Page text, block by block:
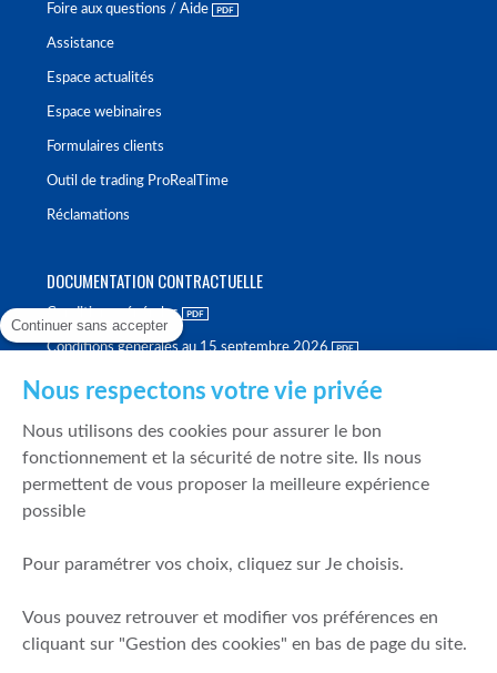
Foire aux questions / Aide
Assistance
Espace actualités
Espace webinaires
Formulaires clients
Outil de trading ProRealTime
Réclamations
DOCUMENTATION CONTRACTUELLE
Conditions générales
Conditions générales au 15 septembre 2026
Politique de meilleure sélection
Politique de durabilité
Fonds de garantie des dépôts et de résolution
Mentions légales
Prévention de la fraude
Continuer sans accepter
Nous respectons votre vie privée
Nous utilisons des cookies pour assurer le bon
fonctionnement et la sécurité de notre site. Ils nous
permettent de vous proposer la meilleure expérience
possible
Pour paramétrer vos choix, cliquez sur Je choisis.
Vous pouvez retrouver et modifier vos préférences en
cliquant sur "Gestion des cookies" en bas de page du site.